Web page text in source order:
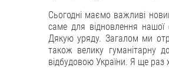
Сьогодні маємо важливі
саме для відновлення нашої
Дякую уряду. Загалом ми
також велику гуманітарну
відбудовою України. Я ще раз